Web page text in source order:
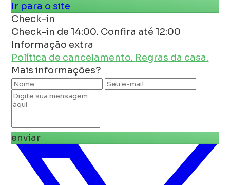
Ir para o site
Check-in
Check-in de 14:00. Confira até 12:00
Informação extra
Política de cancelamento. Regras da casa.
Mais informações?
enviar